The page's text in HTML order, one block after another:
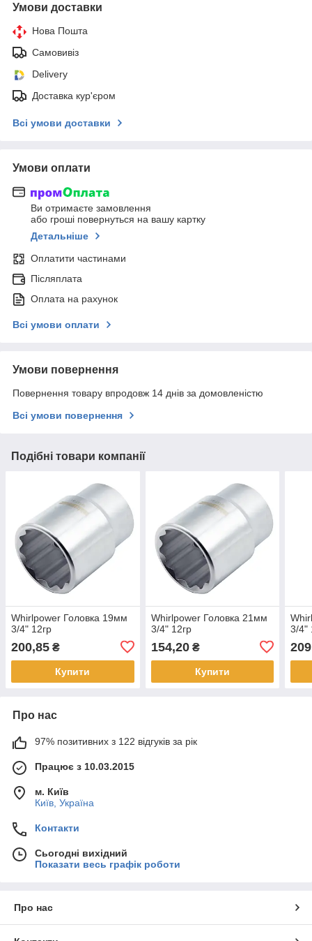
Умови доставки
Нова Пошта
Самовивіз
Delivery
Доставка кур'єром
Всі умови доставки
Умови оплати
Ви отримаєте замовлення
або гроші повернуться на вашу картку
Детальніше
Оплатити частинами
Післяплата
Оплата на рахунок
Всі умови оплати
Умови повернення
Повернення товару впродовж 14 днів за домовленістю
Всі умови повернення
Подібні товари компанії
Whirlpower Головка 19мм
3/4" 12гр
200,85 ₴
Купити
Whirlpower Головка 21мм
3/4" 12гр
154,20₴
Купити
3/4"
Про нас
97% позитивних з 122 відгуків за рік
Працює з 10.03.2015
м. Київ
Київ, Україна
Контакти
Сьогодні вихідний
Показати весь графік роботи
Про нас